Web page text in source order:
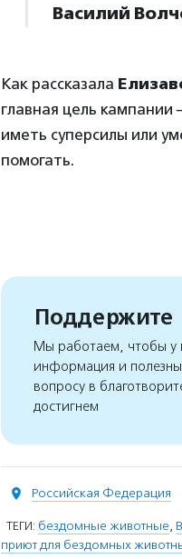
Василий
Как рассказала
главная цель
иметь суперсилы или
помогать.
Поддержите
Мы работаем, чтобы у
информация и
вопросу в
достигнем
Российская Федерация
ТЕГИ: бездомные животные,
приют для бездомных